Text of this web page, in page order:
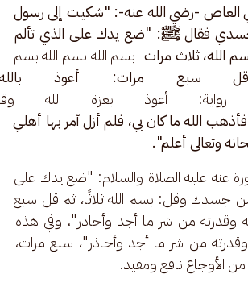
العاص -رضي الله عنه-: "شكيت إلى رسول
فقال ﷺ: "ضع يدك على الذي تألم
ثلاث مرات -بسم الله بسم الله بسم
سبع مرات: أعوذ
أعوذ بعزة الله
الله ما كان بي، فلم أزل آمر بها أهلي
وتعالى أعلم".
عنه عليه الصلاة والسلام: "ضع يدك على
جسدك وقل: بسم الله ثلاثًا، ثم قل سبع
وقدرته من شر ما أجد وأحاذر"، وفي هذه
وقدرته من شر ما أجد وأحاذر"، سبع مرات،
الأوجاع نافع ومفيد.